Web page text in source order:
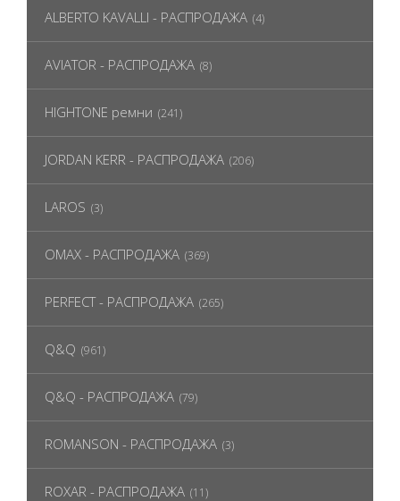
ALBERTO KAVALLI - РАСПРОДАЖА (4)
AVIATOR - РАСПРОДАЖА (8)
HIGHTONE ремни (241)
JORDAN KERR - РАСПРОДАЖА (206)
LAROS (3)
OMAX - РАСПРОДАЖА (369)
PERFECT - РАСПРОДАЖА (265)
Q&Q (961)
Q&Q - РАСПРОДАЖА (79)
ROMANSON - РАСПРОДАЖА (3)
ROXAR - РАСПРОДАЖА (11)